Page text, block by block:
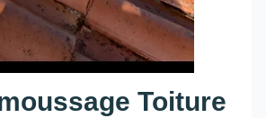
Toiture